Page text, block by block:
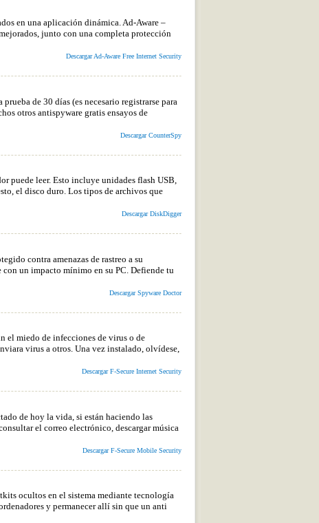
en una aplicación dinámica. Ad-Aware –
junto con una completa protección
Descargar Ad-Aware Free Internet Security
de 30 días (es necesario registrarse para
otros antispyware gratis ensayos de
Descargar CounterSpy
puede leer. Esto incluye unidades flash USB,
el disco duro. Los tipos de archivos que
Descargar DiskDigger
contra amenazas de rastreo a su
un impacto mínimo en su PC. Defiende tu
Descargar Spyware Doctor
el miedo de infecciones de virus o de
virus a otros. Una vez instalado, olvídese,
Descargar F-Secure Internet Security
de hoy la vida, si están haciendo las
el correo electrónico, descargar música
Descargar F-Secure Mobile Security
ocultos en el sistema mediante tecnología
y permanecer allí sin que un anti